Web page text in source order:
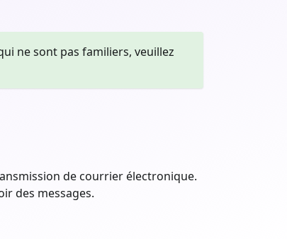
ne sont pas familiers, veuillez
de courrier électronique.
des messages.